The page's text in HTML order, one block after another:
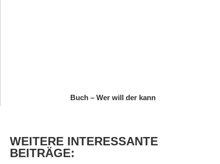
Buch – Wer will der kann
WEITERE INTERESSANTE
BEITRÄGE: